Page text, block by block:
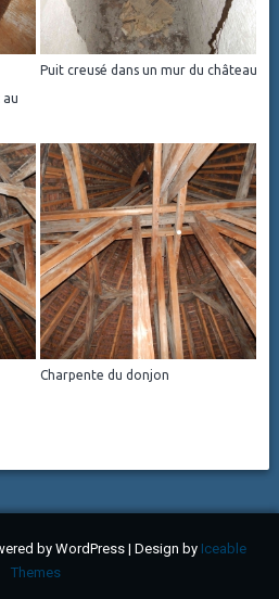
Puit creusé dans un mur du château
Charpente du donjon
by WordPress | Design by Iceable
Themes